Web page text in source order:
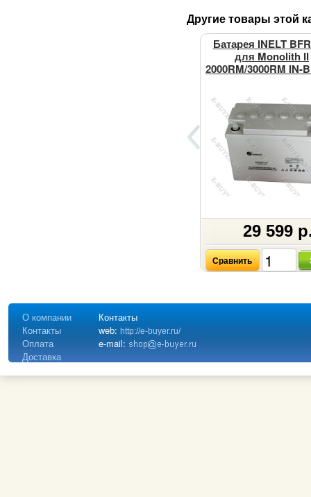
Другие товары этой
Батарея INELT
для Monolith II
2000RM/3000RM IN-
29 599
Сравнить
О компании
Контакты
Оплата
Доставка
Контакты
web: http://e-buyer.ru/
e-mail: